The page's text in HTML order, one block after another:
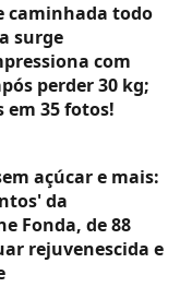
caminhada todo
surge
com
perder 30 kg;
em 35 fotos!
açúcar e mais:
da
Fonda, de 88
rejuvenescida e